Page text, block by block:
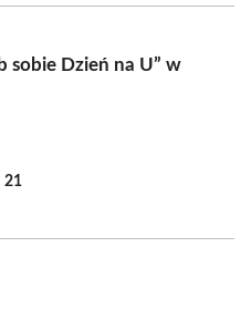
sobie Dzień na U” w
21